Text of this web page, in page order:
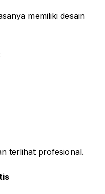
memiliki desain
terlihat profesional.